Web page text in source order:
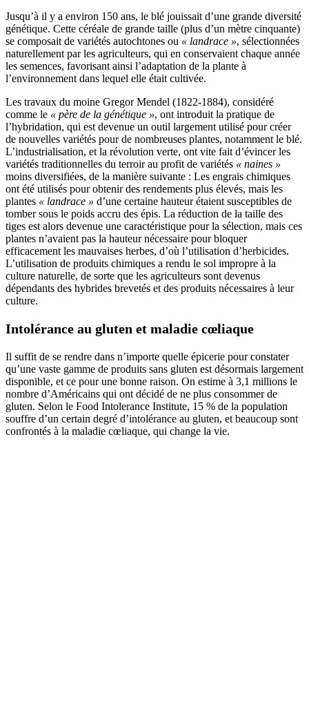
Jusqu’à il y a environ 150 ans, le blé jouissait d’une grande diversité
génétique. Cette céréale de grande taille (plus d’un mètre cinquante)
se composait de variétés autochtones ou « landrace », sélectionnées
naturellement par les agriculteurs, qui en conservaient chaque année
les semences, favorisant ainsi l’adaptation de la plante à
l’environnement dans lequel elle était cultivée.
Les travaux du moine Gregor Mendel (1822-1884), considéré
comme le « père de la génétique », ont introduit la pratique de
l’hybridation, qui est devenue un outil largement utilisé pour créer
de nouvelles variétés pour de nombreuses plantes, notamment le blé.
L’industrialisation, et la révolution verte, ont vite fait d’évincer les
variétés traditionnelles du terroir au profit de variétés « naines »
moins diversifiées, de la manière suivante : Les engrais chimiques
ont été utilisés pour obtenir des rendements plus élevés, mais les
plantes « landrace » d’une certaine hauteur étaient susceptibles de
tomber sous le poids accru des épis. La réduction de la taille des
tiges est alors devenue une caractéristique pour la sélection, mais ces
plantes n’avaient pas la hauteur nécessaire pour bloquer
efficacement les mauvaises herbes, d’où l’utilisation d’herbicides.
L’utilisation de produits chimiques a rendu le sol impropre à la
culture naturelle, de sorte que les agriculteurs sont devenus
dépendants des hybrides brevetés et des produits nécessaires à leur
culture.
Intolérance au gluten et maladie cœliaque
Il suffit de se rendre dans n’importe quelle épicerie pour constater
qu’une vaste gamme de produits sans gluten est désormais largement
disponible, et ce pour une bonne raison. On estime à 3,1 millions le
nombre d’Américains qui ont décidé de ne plus consommer de
gluten. Selon le Food Intolerance Institute, 15 % de la population
souffre d’un certain degré d’intolérance au gluten, et beaucoup sont
confrontés à la maladie cœliaque, qui change la vie.